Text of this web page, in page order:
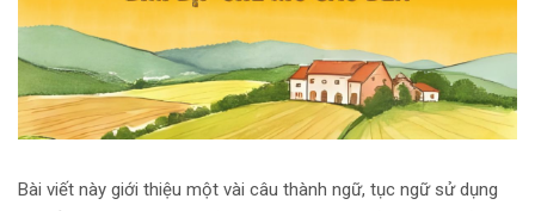
Bài viết này giới thiệu một vài câu thành ngữ, tục ngữ sử dụng